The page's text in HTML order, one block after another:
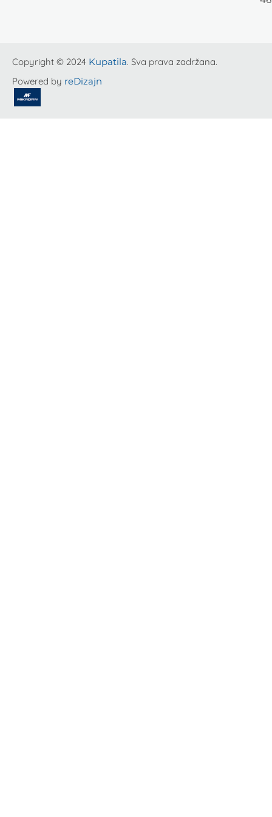
Copyright © 2024 Kupatila. Sva prava zadržana.
Powered by reDizajn